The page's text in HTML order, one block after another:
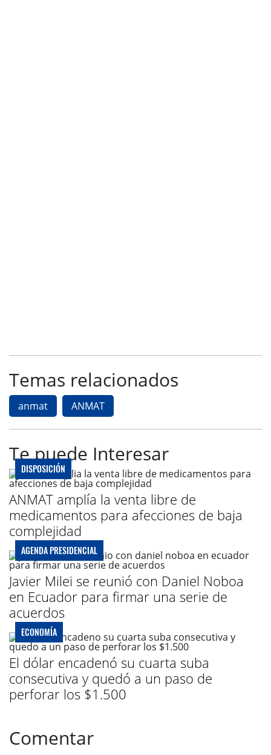
Temas relacionados
anmat ANMAT
Te puede Interesar
DISPOSICIÓN
ANMAT amplía la venta libre de
medicamentos para afecciones de baja
complejidad
AGENDA PRESIDENCIAL
Javier Milei se reunió con Daniel Noboa
en Ecuador para firmar una serie de
acuerdos
ECONOMÍA
El dólar encadenó su cuarta suba
consecutiva y quedó a un paso de
perforar los $1.500
Comentar